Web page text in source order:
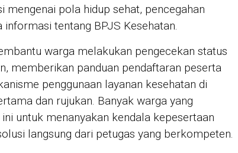
mengenai pola hidup sehat, pencegahan
tentang BPJS Kesehatan.
warga melakukan pengecekan status
memberikan panduan pendaftaran peserta
penggunaan layanan kesehatan di
dan rujukan. Banyak warga yang
untuk menanyakan kendala kepesertaan
langsung dari petugas yang berkompeten.